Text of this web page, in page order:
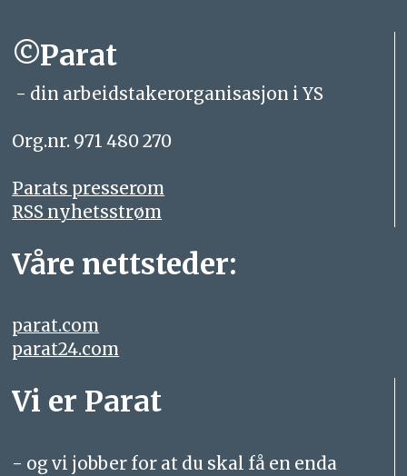
©Parat
- din arbeidstakerorganisasjon i YS
Org.nr. 971 480 270
Parats presserom
RSS nyhetsstrøm
Våre nettsteder:
parat.com
parat24.com
Vi er Parat
- og vi jobber for at du skal få en enda